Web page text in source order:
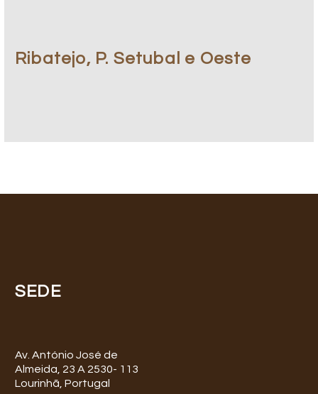
Ribatejo, P. Setubal e Oeste
SEDE
Av. António José de
Almeida, 23 A 2530- 113
Lourinhã, Portugal